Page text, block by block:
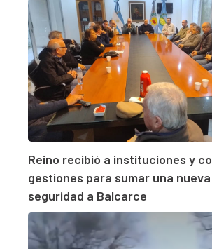
Reino recibió a instituciones y
gestiones para sumar una
seguridad a Balcarce